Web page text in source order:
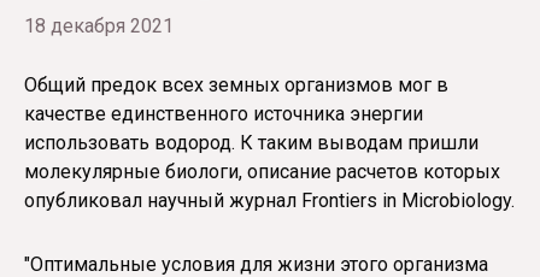
18 декабря 2021
Общий предок всех земных организмов мог в
качестве единственного источника энергии
использовать водород. К таким выводам пришли
молекулярные биологи, описание расчетов которых
опубликовал научный журнал Frontiers in Microbiology.
"Оптимальные условия для жизни этого организма